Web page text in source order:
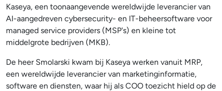
Kaseya, een toonaangevende wereldwijde leverancier van
AI-aangedreven cybersecurity- en IT-beheersoftware voor
managed service providers (MSP's) en kleine tot
middelgrote bedrijven (MKB).
De heer Smolarski kwam bij Kaseya werken vanuit MRP,
een wereldwijde leverancier van marketinginformatie,
software en diensten, waar hij als COO toezicht hield op de